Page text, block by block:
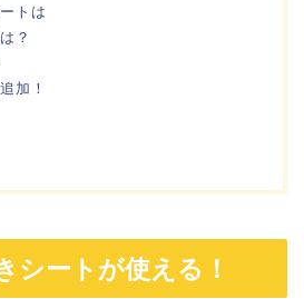
トは
？
加！
シートが使える！